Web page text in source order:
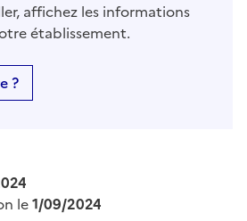
affichez les informations
établissement.
?
le1/09/2024